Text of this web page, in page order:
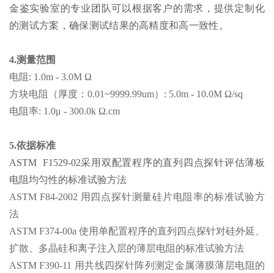
金鉴实验室的专业团队可以根据客户的需求，提供定制化
的测试方案，确保测试结果的高精度和高一致性 。
4.测量范围
电阻: 1.0m - 3.0M Ω
方块电阻（厚度：0.01~9999.99um）: 5.0m - 10.0M Ω/sq
电阻率: 1.0μ - 300.0k Ω.cm
5.依据标准
ASTM F1529-02采用双配置程序的直列四点探针评估薄板
电阻均匀性的标准试验方法
ASTM F84-2002 用四点探针测量硅片电阻率的标准试验方
法
ASTM F374-00a 使用单配置程序的直列四点探针对硅外延、
扩散、多晶硅和离子注入层的薄层电阻的标准试验方法
ASTM F390-11 用共线四探针阵列测定金属薄膜薄层电阻的